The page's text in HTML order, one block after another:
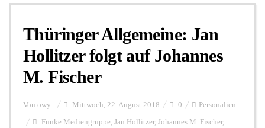
Personalien
Hintergrund
FUNKTURM-Beiträge
Thüringer Allgemeine: Jan
Hollitzer folgt auf Johannes
M. Fischer
Von owy Mittwoch, 22. August 2018 0 Personalien
Funke Mediengruppe, Jan Hollitzer, Johannes M. Fischer,